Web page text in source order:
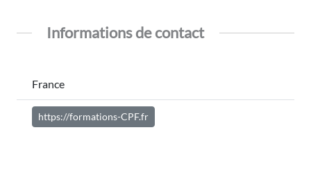
Informations de contact
France
https://formations-CPF.fr